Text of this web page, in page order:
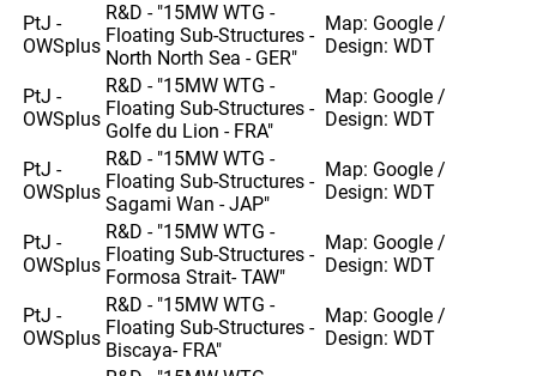
PtJ -
OWSplus
R&D - "15MW WTG -
Floating Sub-Structures -
North North Sea - GER"
Map: Google /
Design: WDT
PtJ -
OWSplus
R&D - "15MW WTG -
Floating Sub-Structures -
Golfe du Lion - FRA"
Map: Google /
Design: WDT
PtJ -
OWSplus
R&D - "15MW WTG -
Floating Sub-Structures -
Sagami Wan - JAP"
Map: Google /
Design: WDT
PtJ -
OWSplus
R&D - "15MW WTG -
Floating Sub-Structures -
Formosa Strait- TAW"
Map: Google /
Design: WDT
PtJ -
OWSplus
R&D - "15MW WTG -
Floating Sub-Structures -
Biscaya- FRA"
Map: Google /
Design: WDT